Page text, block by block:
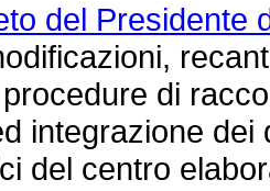
del Presidente
di
integrazione
del centro